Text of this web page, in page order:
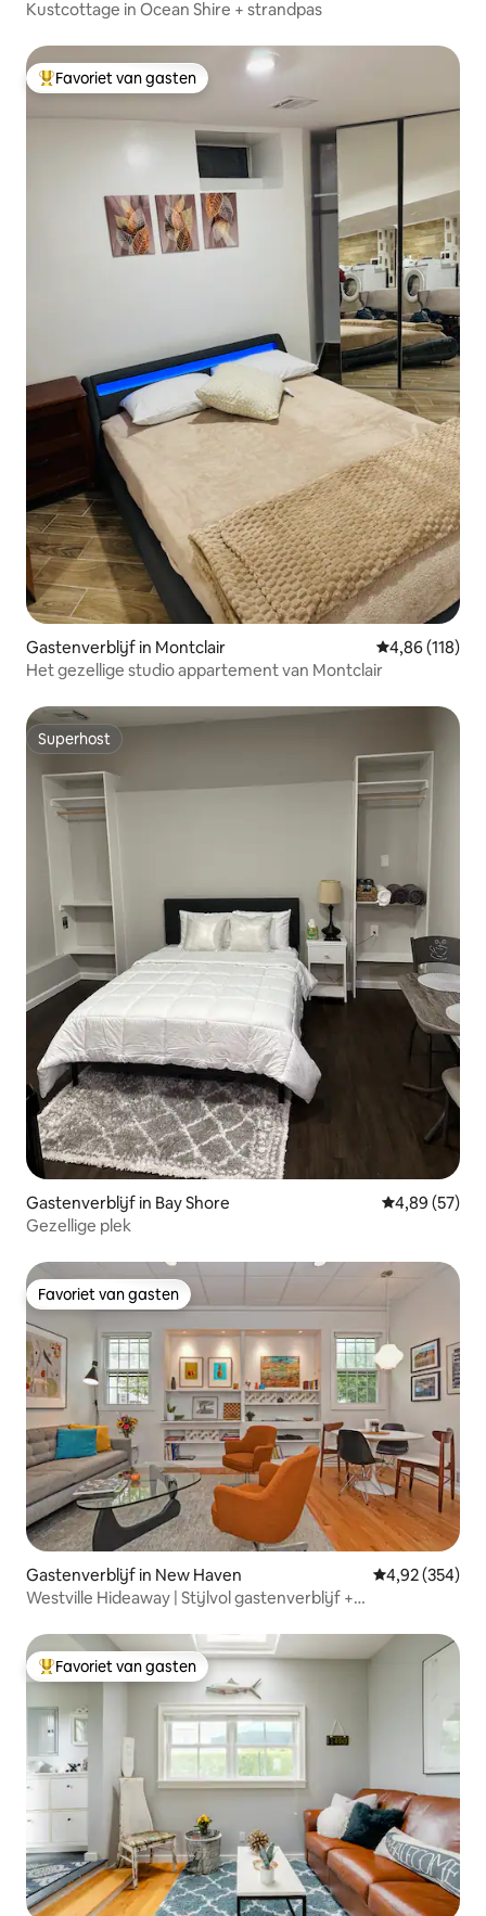
Kustcottage in Ocean Shire + strandpas
Topfavoriet van gasten
Favoriet van gasten
Gastenverblijf in Montclair Gemiddelde
4,86 (118)
Het gezellige studio appartement van Montclair
Superhost
Superhost
Gastenverblijf in Bay Shore Gemiddelde
4,89 (57)
Gezellige plek
Favoriet van gasten
Favoriet van gasten
Gastenverblijf in New Haven Gemiddelde
4,92 (354)
Westville Hideaway | Stijlvol gastenverblijf +
Topfavoriet van gasten
Favoriet van gasten